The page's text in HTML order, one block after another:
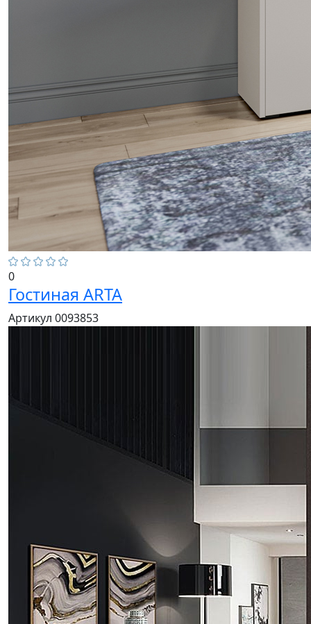
0
Гостиная ARTA
Артикул 0093853